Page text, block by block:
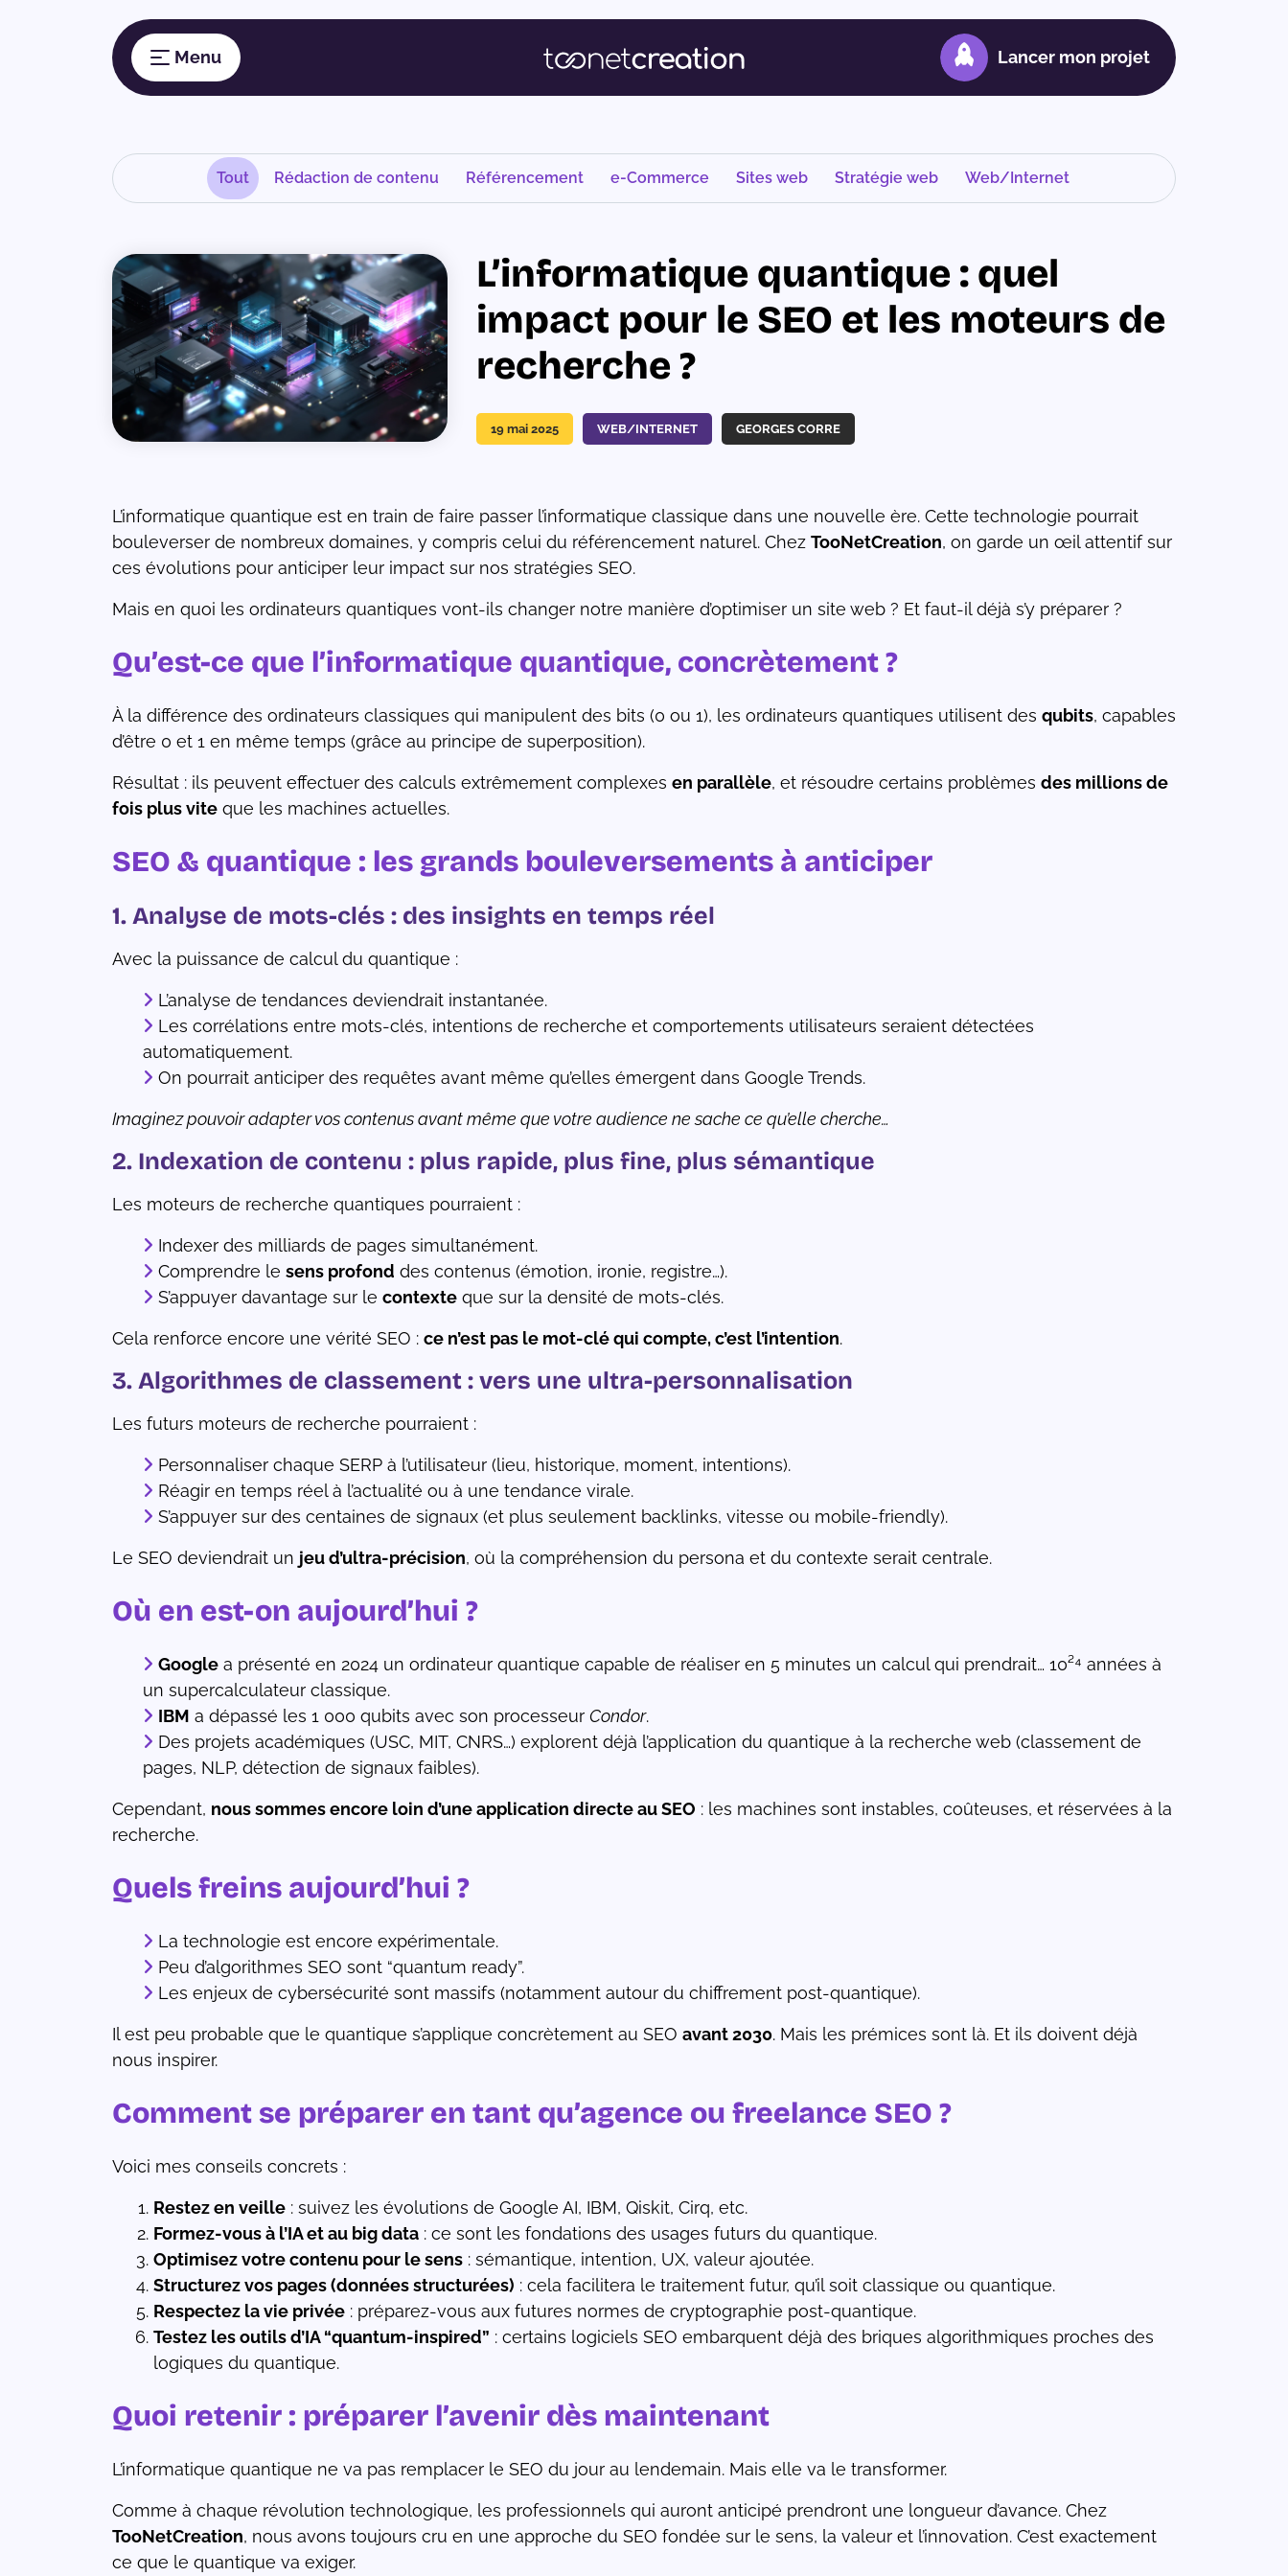
Lancer mon projet
Tout Rédaction de contenu Référencement e-Commerce Sites web Stratégie web Web/Internet
L’informatique quantique : quel
impact pour le SEO et les moteurs de
recherche ?
GEORGES CORRE
WEB/INTERNET
19 mai 2025
L’informatique quantique est en train de faire passer l’informatique classique dans une nouvelle ère. Cette technologie pourrait
bouleverser de nombreux domaines, y compris celui du référencement naturel. Chez TooNetCreation, on garde un œil attentif sur
ces évolutions pour anticiper leur impact sur nos stratégies SEO.
Mais en quoi les ordinateurs quantiques vont-ils changer notre manière d’optimiser un site web ? Et faut-il déjà s’y préparer ?
Qu’est-ce que l’informatique quantique, concrètement ?
À la différence des ordinateurs classiques qui manipulent des bits (0 ou 1), les ordinateurs quantiques utilisent des qubits, capables
d’être 0 et 1 en même temps (grâce au principe de superposition).
Résultat : ils peuvent effectuer des calculs extrêmement complexes en parallèle, et résoudre certains problèmes des millions de
fois plus vite que les machines actuelles.
SEO & quantique : les grands bouleversements à anticiper
1. Analyse de mots-clés : des insights en temps réel
Avec la puissance de calcul du quantique :
L’analyse de tendances deviendrait instantanée.
Les corrélations entre mots-clés, intentions de recherche et comportements utilisateurs seraient détectées
automatiquement.
On pourrait anticiper des requêtes avant même qu’elles émergent dans Google Trends.
Imaginez pouvoir adapter vos contenus avant même que votre audience ne sache ce qu’elle cherche…
2. Indexation de contenu : plus rapide, plus fine, plus sémantique
Les moteurs de recherche quantiques pourraient :
Indexer des milliards de pages simultanément.
Comprendre le sens profond des contenus (émotion, ironie, registre…).
S’appuyer davantage sur le contexte que sur la densité de mots-clés.
Cela renforce encore une vérité SEO : ce n’est pas le mot-clé qui compte, c’est l’intention.
3. Algorithmes de classement : vers une ultra-personnalisation
Les futurs moteurs de recherche pourraient :
Personnaliser chaque SERP à l’utilisateur (lieu, historique, moment, intentions).
Réagir en temps réel à l’actualité ou à une tendance virale.
S’appuyer sur des centaines de signaux (et plus seulement backlinks, vitesse ou mobile-friendly).
Le SEO deviendrait un jeu d’ultra-précision, où la compréhension du persona et du contexte serait centrale.
Où en est-on aujourd’hui ?
Google a présenté en 2024 un ordinateur quantique capable de réaliser en 5 minutes un calcul qui prendrait… 10²⁴ années à
un supercalculateur classique.
IBM a dépassé les 1 000 qubits avec son processeur Condor.
Des projets académiques (USC, MIT, CNRS…) explorent déjà l’application du quantique à la recherche web (classement de
pages, NLP, détection de signaux faibles).
Cependant, nous sommes encore loin d’une application directe au SEO : les machines sont instables, coûteuses, et réservées à la
recherche.
Quels freins aujourd’hui ?
La technologie est encore expérimentale.
Peu d’algorithmes SEO sont “quantum ready”.
Les enjeux de cybersécurité sont massifs (notamment autour du chiffrement post-quantique).
Il est peu probable que le quantique s’applique concrètement au SEO avant 2030. Mais les prémices sont là. Et ils doivent déjà
nous inspirer.
Comment se préparer en tant qu’agence ou freelance SEO ?
Voici mes conseils concrets :
Restez en veille : suivez les évolutions de Google AI, IBM, Qiskit, Cirq, etc.
Formez-vous à l’IA et au big data : ce sont les fondations des usages futurs du quantique.
Optimisez votre contenu pour le sens : sémantique, intention, UX, valeur ajoutée.
Structurez vos pages (données structurées) : cela facilitera le traitement futur, qu’il soit classique ou quantique.
Respectez la vie privée : préparez-vous aux futures normes de cryptographie post-quantique.
Testez les outils d’IA “quantum-inspired” : certains logiciels SEO embarquent déjà des briques algorithmiques proches des
logiques du quantique.
Quoi retenir : préparer l’avenir dès maintenant
L’informatique quantique ne va pas remplacer le SEO du jour au lendemain. Mais elle va le transformer.
Comme à chaque révolution technologique, les professionnels qui auront anticipé prendront une longueur d’avance. Chez
TooNetCreation, nous avons toujours cru en une approche du SEO fondée sur le sens, la valeur et l’innovation. C’est exactement
ce que le quantique va exiger.